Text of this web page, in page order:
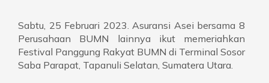
Sabtu, 25 Februari 2023. Asuransi Asei bersama 8
Perusahaan BUMN lainnya ikut memeriahkan
Festival Panggung Rakyat BUMN di Terminal Sosor
Saba Parapat, Tapanuli Selatan, Sumatera Utara.